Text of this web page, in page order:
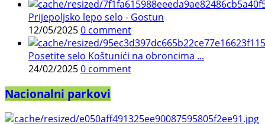
Prijepoljsko lepo selo - Gostun
12/05/20250 comment
Posetite selo Koštunići na obroncima ...
24/02/20250 comment
Nacionalni parkovi